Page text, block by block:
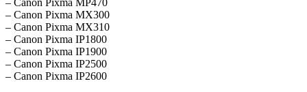
– Canon Pixma MP470
– Canon Pixma MX300
– Canon Pixma MX310
– Canon Pixma IP1800
– Canon Pixma IP1900
– Canon Pixma IP2500
– Canon Pixma IP2600